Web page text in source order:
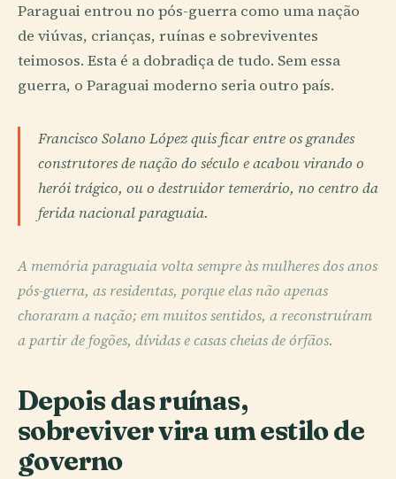
Paraguai entrou no pós-guerra como uma nação
de viúvas, crianças, ruínas e sobreviventes
teimosos. Esta é a dobradiça de tudo. Sem essa
guerra, o Paraguai moderno seria outro país.
Francisco Solano López quis ficar entre os grandes
construtores de nação do século e acabou virando o
herói trágico, ou o destruidor temerário, no centro da
ferida nacional paraguaia.
A memória paraguaia volta sempre às mulheres dos anos
pós-guerra, as residentas, porque elas não apenas
choraram a nação; em muitos sentidos, a reconstruíram
a partir de fogões, dívidas e casas cheias de órfãos.
Depois das ruínas,
sobreviver vira um estilo de
governo